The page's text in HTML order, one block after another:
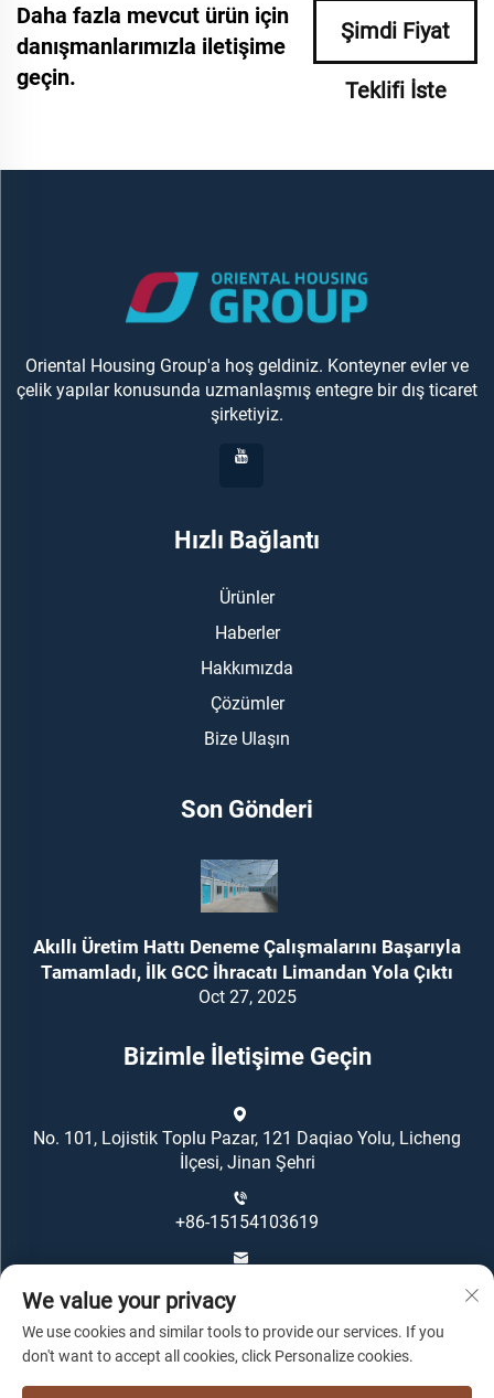
Daha fazla mevcut ürün için
danışmanlarımızla iletişime
geçin.
Şimdi Fiyat
Teklifi İste
Oriental Housing Group'a hoş geldiniz. Konteyner evler ve
çelik yapılar konusunda uzmanlaşmış entegre bir dış ticaret
şirketiyiz.
Hızlı Bağlantı
Ürünler
Haberler
Hakkımızda
Çözümler
Bize Ulaşın
Son Gönderi
Akıllı Üretim Hattı Deneme Çalışmalarını Başarıyla
Tamamladı, İlk GCC İhracatı Limandan Yola Çıktı
Oct 27, 2025
Bizimle İletişime Geçin
No. 101, Lojistik Toplu Pazar, 121 Daqiao Yolu, Licheng
İlçesi, Jinan Şehri
+86-15154103619
We value your privacy
We use cookies and similar tools to provide our services. If you
don't want to accept all cookies, click Personalize cookies.